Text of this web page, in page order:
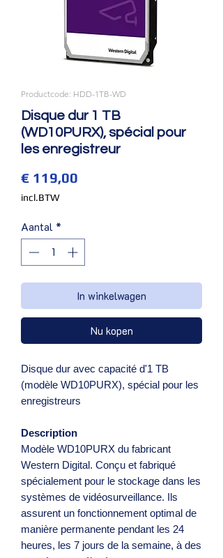
Productcode: HDD-1TB-WD
Disque dur 1 TB
(WD10PURX), spécial pour
les enregistreur
€ 119,00
incl.BTW
Aantal *
In winkelwagen
Nu kopen
Disque dur avec capacité d'1 TB
(modèle WD10PURX), spécial pour les
enregistreurs
Description
Modèle WD10PURX du fabricant
Western Digital. Conçu et fabriqué
spécialement pour le stockage dans les
systèmes de vidéosurveillance. Ils
assurent un fonctionnement optimal de
manière permanente pendant les 24
heures, les 7 jours de la semaine, à des